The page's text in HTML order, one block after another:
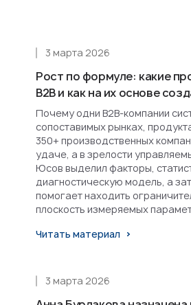
Рост по формуле: какие
B2B и как на их основе
3 марта 2026
Почему одни B2B-компании
сопоставимых рынках,
350+ производственных
удаче, а в зрелости
Юсов выделил факторы,
диагностическую модель, а
помогает находить
плоскость измеряемых
Читать материал
3 марта 2026